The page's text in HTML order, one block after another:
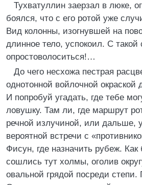
Тухватуллин заерзал в люке,
боялся, что с его ротой уже
Вид колонны, изогнувшей на
длинное тело, успокоил. С такой
опростоволоситься!…
До чего несхожа пестрая
однотонной войлочной окраской
И попробуй угадать, где тебе
ловушку. Там ли, где маршрут
речной излучиной, или дальше,
вероятной встречи с
Фисун, где назначить рубеж. Как
сошлись тут холмы, оголив
овальной грядой посреди степи.